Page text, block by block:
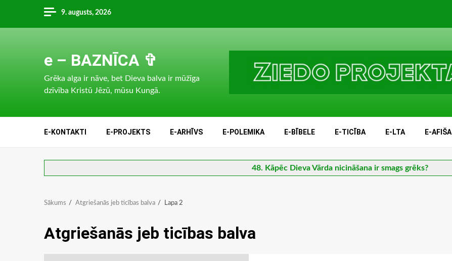
content
9. augusts, 2026
e – BAZNĪCA ✞
Grēka alga ir nāve, bet Dieva balva ir mūžīga
dzīvība Kristū Jēzū, mūsu Kungā.
E-KONTAKTI E-PROJEKTS E-ARHĪVS E-POLEMIKA E-BĪBELE E-TICĪBA E-LTA E-AFIŠA
48. Kāpēc Dieva Vārda nicināšana ir smags grēks?
Sākums Atgriešanās jeb ticības balva Lapa 2
Atgriešanās jeb ticības balva